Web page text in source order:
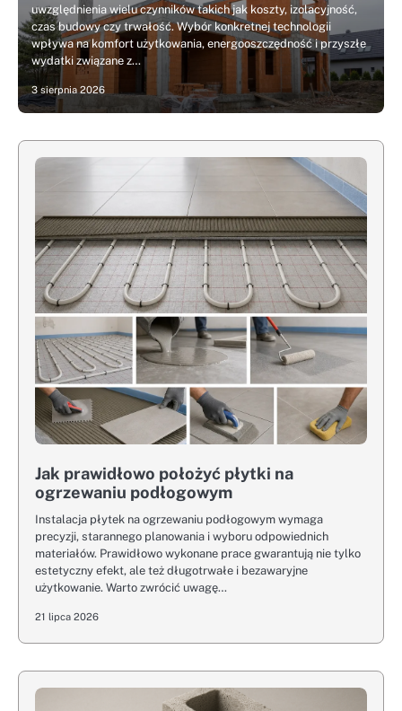
uwzględnienia wielu czynników takich jak koszty, izolacyjność,
czas budowy czy trwałość. Wybór konkretnej technologii
wpływa na komfort użytkowania, energooszczędność i przyszłe
wydatki związane z…
3 sierpnia 2026
Jak prawidłowo położyć płytki na
ogrzewaniu podłogowym
Instalacja płytek na ogrzewaniu podłogowym wymaga
precyzji, starannego planowania i wyboru odpowiednich
materiałów. Prawidłowo wykonane prace gwarantują nie tylko
estetyczny efekt, ale też długotrwałe i bezawaryjne
użytkowanie. Warto zwrócić uwagę…
21 lipca 2026